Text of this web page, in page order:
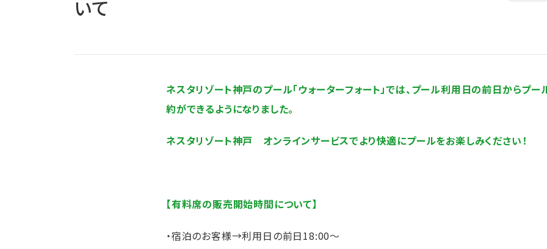
いて
ネスタリゾート神戸のプール「ウォーターフォート」では、プール利用日の前日からプ
約ができるようになりました。
ネスタリゾート神戸 オンラインサービスでより快適にプールをお楽しみください！
【有料席の販売開始時間について】
・宿泊のお客様→利用日の前日18:00～